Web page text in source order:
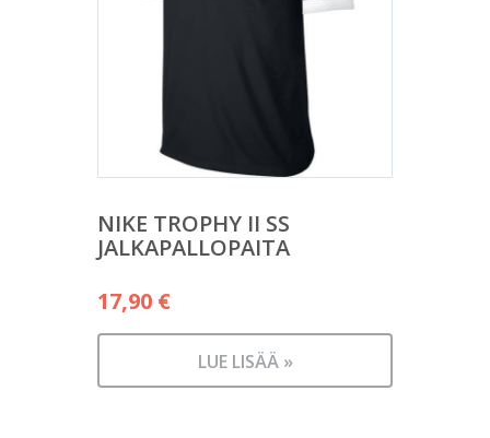
NIKE TROPHY II SS
JALKAPALLOPAITA
17,90 €
LUE LISÄÄ »